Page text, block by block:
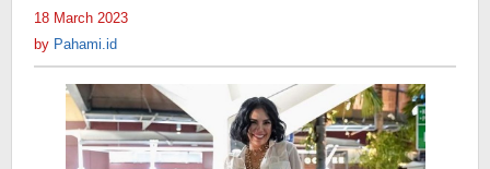
10
Potret
Kejutan
Ultah
18 March 2023
by Pahami.id